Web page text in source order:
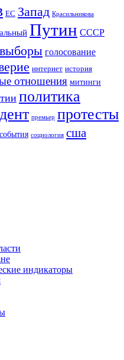
ЕС Запад Красильникова
Путин СССР
выборы голосование
интернет история
отношения митинги
политика
премьер протесты
события социология сша
индикаторы